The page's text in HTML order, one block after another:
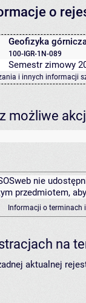
o
Geofizyka
100-IGR-1N-089
Semestr zimowy
i innych informacji
możliwe
nie
przedmiotem,
Informacji o terminach
na
aktualnej